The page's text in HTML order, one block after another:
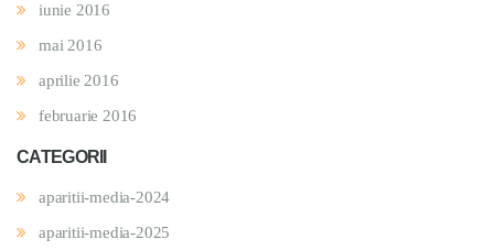
iunie 2016
mai 2016
aprilie 2016
februarie 2016
CATEGORII
aparitii-media-2024
aparitii-media-2025